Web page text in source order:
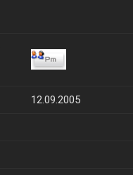
12.09.2005